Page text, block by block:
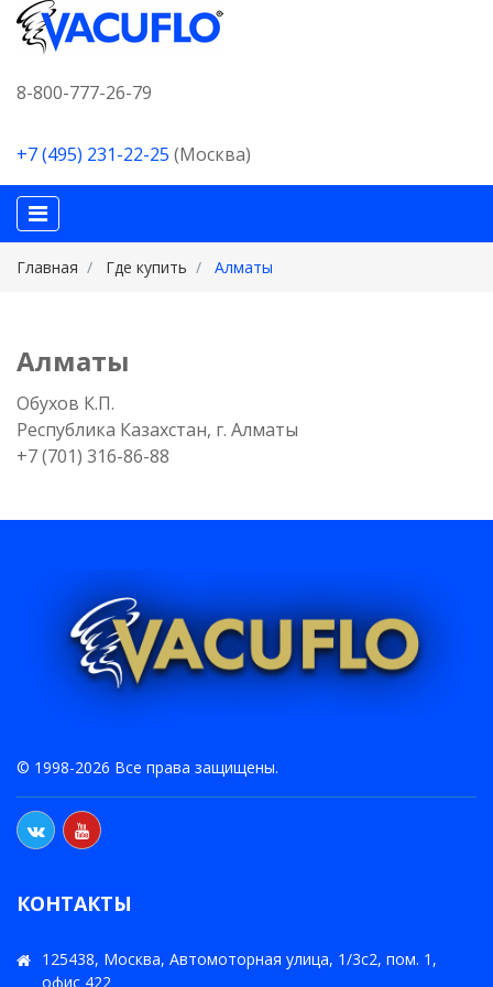
8-800-777-26-79
+7 (495) 231-22-25 (Москва)
Главная Где купить Алматы
Алматы
Обухов К.П.
Республика Казахстан, г. Алматы
+7 (701) 316-86-88
© 1998-2026 Все права защищены.
КОНТАКТЫ
125438, Москва, Автомоторная улица, 1/3с2, пом. 1,
офис 422